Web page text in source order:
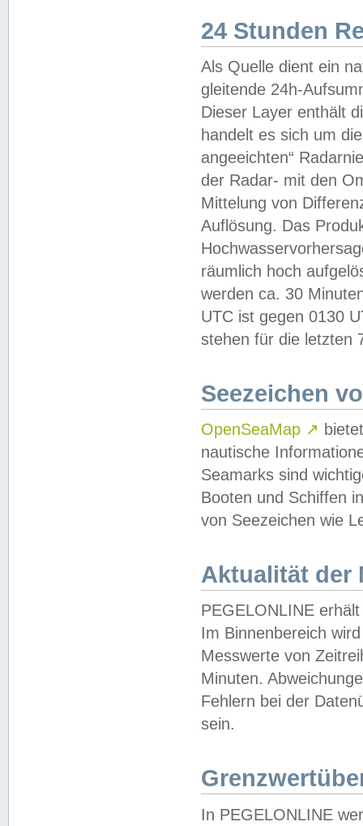
24 Stunden
Als Quelle dient ein
gleitende 24h-
Dieser Layer enthält
handelt es sich um
angeeichten“
der Radar- mit den
Mittelung von
Auflösung. Das
räumlich hoch
werden ca. 30
UTC ist gegen 0130
stehen für die letzten
Seezeichen
OpenSeaMap ↗
nautische
Seamarks sind
Booten und Schiffen
von Seezeichen wie
Aktualität der
PEGELONLINE
Im Binnenbereich
Messwerte von
Minuten.
Fehlern bei der
sein.
In PEGELONLINE